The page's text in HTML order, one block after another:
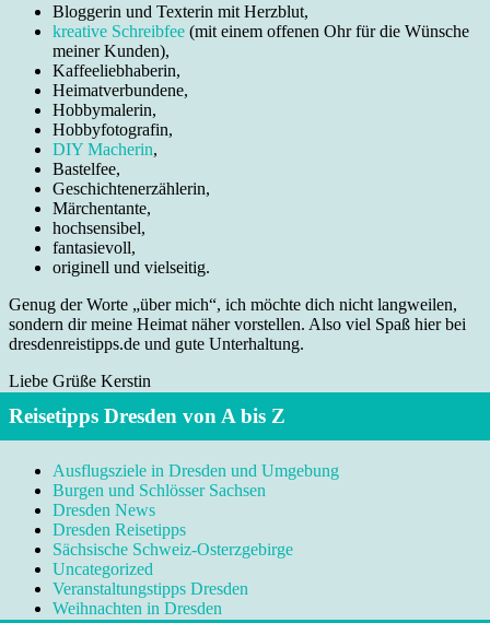
Bloggerin und Texterin mit Herzblut,
kreative Schreibfee (mit einem offenen Ohr für die Wünsche
meiner Kunden),
Kaffeeliebhaberin,
Heimatverbundene,
Hobbymalerin,
Hobbyfotografin,
DIY Macherin,
Bastelfee,
Geschichtenerzählerin,
Märchentante,
hochsensibel,
fantasievoll,
originell und vielseitig.
Genug der Worte „über mich“, ich möchte dich nicht langweilen,
sondern dir meine Heimat näher vorstellen. Also viel Spaß hier bei
dresdenreistipps.de und gute Unterhaltung.
Liebe Grüße Kerstin
Reisetipps Dresden von A bis Z
Ausflugsziele in Dresden und Umgebung
Burgen und Schlösser Sachsen
Dresden News
Dresden Reisetipps
Sächsische Schweiz-Osterzgebirge
Uncategorized
Veranstaltungstipps Dresden
Weihnachten in Dresden